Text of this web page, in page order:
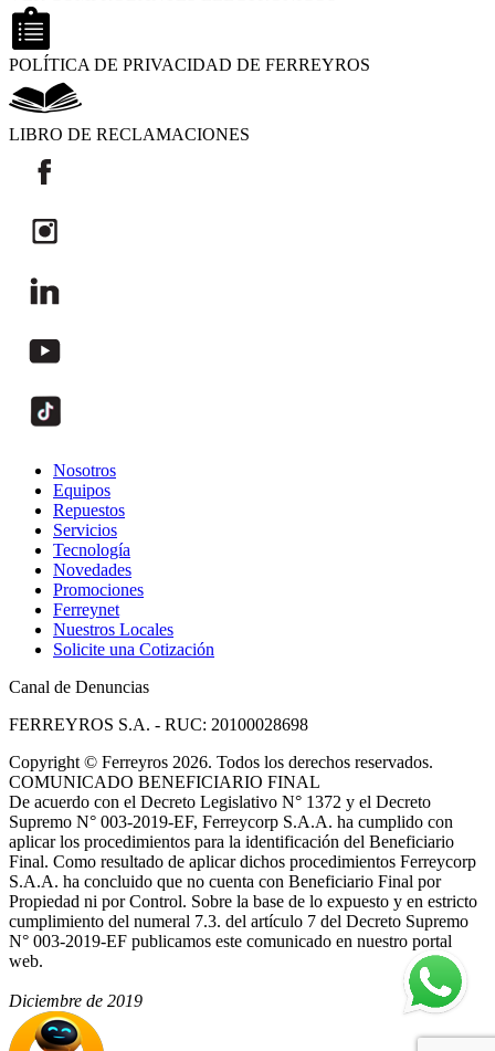
POLÍTICA DE PRIVACIDAD DE FERREYROS
LIBRO DE RECLAMACIONES
Nosotros
Equipos
Repuestos
Servicios
Tecnología
Novedades
Promociones
Ferreynet
Nuestros Locales
Solicite una Cotización
Canal de Denuncias
FERREYROS S.A. - RUC: 20100028698
Copyright © Ferreyros 2026. Todos los derechos reservados.
COMUNICADO BENEFICIARIO FINAL
De acuerdo con el Decreto Legislativo N° 1372 y el Decreto
Supremo N° 003-2019-EF, Ferreycorp S.A.A. ha cumplido con
aplicar los procedimientos para la identificación del Beneficiario
Final. Como resultado de aplicar dichos procedimientos Ferreycorp
S.A.A. ha concluido que no cuenta con Beneficiario Final por
Propiedad ni por Control. Sobre la base de lo expuesto y en estricto
cumplimiento del numeral 7.3. del artículo 7 del Decreto Supremo
N° 003-2019-EF publicamos este comunicado en nuestro portal
web.
Diciembre de 2019